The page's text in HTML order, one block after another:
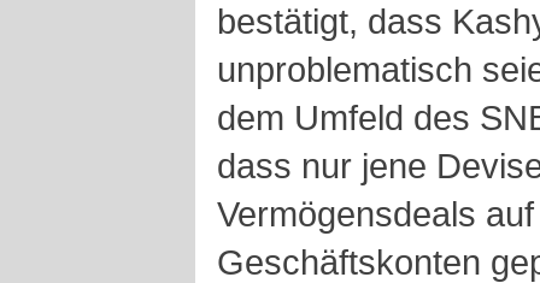
bestätigt, dass
unproblematisch
dem Umfeld des
dass nur jene
Vermögensdeals
Geschäftskonten